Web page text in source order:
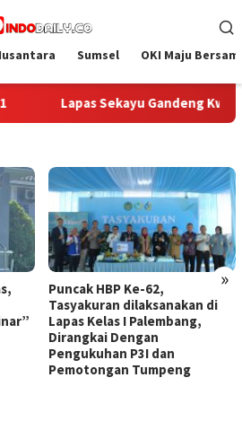
Sumsel OKI Maju
Materi Dasar Kepramukaan ke
»
Lapas Sekayu Gandeng
Lembaga PDKP Perkuat
Pemahaman Hukum Warga
Binaan Lapas Sekayu